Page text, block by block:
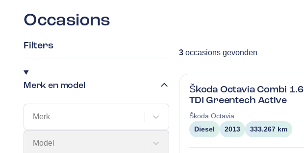
Occasions
Filters
Merk en model
Merk
Model
3occasions gevonden
Škoda Octavia Combi 1.6
TDI Greentech Active
Škoda Octavia
Diesel
2013 333.267 km